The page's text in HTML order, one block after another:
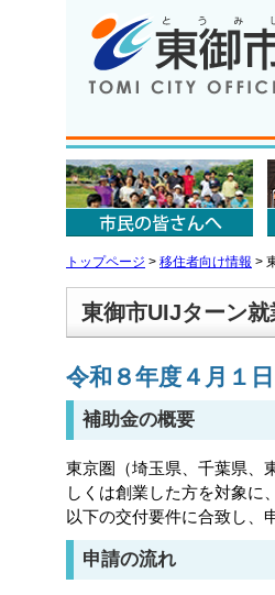
トップページ > 移住者向け情報 >
東御市UIJターン
令和８年度４月１
補助金の概要
東京圏（埼玉県、千葉県、
しくは創業した方を対象に
以下の交付要件に合致し、
申請の流れ